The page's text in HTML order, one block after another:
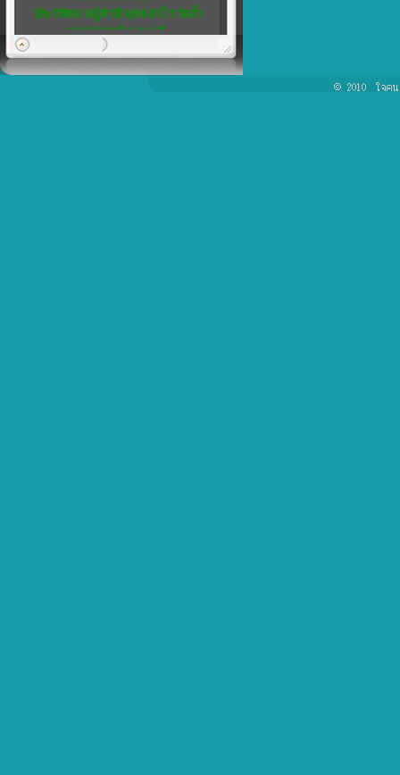
ประวัติหลวงปู่คำมี พุทธสาโร วัดถ้ำ
คูหาสวรรค์ จ.ลพบุรี
พิเศษ...5
เชิญชวน สมาชิกทุกท่าน แสดงความ